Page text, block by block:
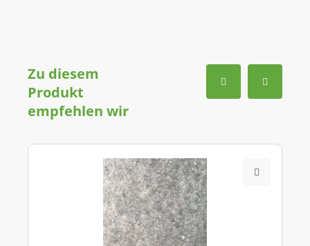
Zu diesem
Produkt
empfehlen wir